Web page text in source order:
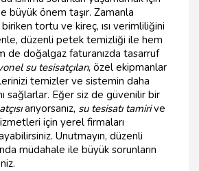
büyük önem taşır. Zamanla
tortu ve kireç, ısı verimliliğini
düzenli petek temizliği ile hem
de doğalgaz faturanızda tasarruf
su tesisatçıları, özel ekipmanlar
temizler ve sistemin daha
sağlarlar. Eğer siz de güvenilir bir
arıyorsanız, su tesisatı tamirive
için yerel firmaları
Unutmayın, düzenli
müdahale ile büyük sorunların